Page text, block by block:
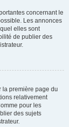
concernant le
Les annonces
elles sont
de publier des
la première page du
relativement
pour les
des sujets